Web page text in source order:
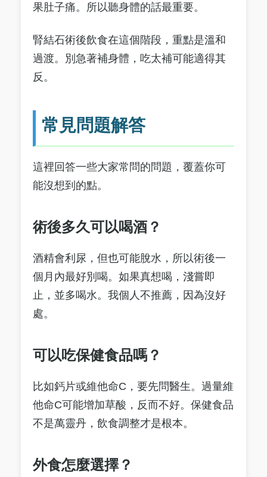
果肚子痛。所以聽身體的話最重要。
腎結石術後飲食在這個階段，重點是溫和
過渡。別急著補身體，吃太補可能適得其
反。
常見問題解答
這裡回答一些大家常問的問題，覆蓋你可
能沒想到的點。
術後多久可以喝酒？
酒精會利尿，但也可能脫水，所以術後一
個月內最好別喝。如果真想喝，淺嘗即
止，並多喝水。我個人不推薦，因為沒好
處。
可以吃保健食品嗎？
比如鈣片或維他命C，要先問醫生。過量維
他命C可能增加草酸，反而不好。保健食品
不是萬靈丹，飲食調整才是根本。
外食怎麼選擇？